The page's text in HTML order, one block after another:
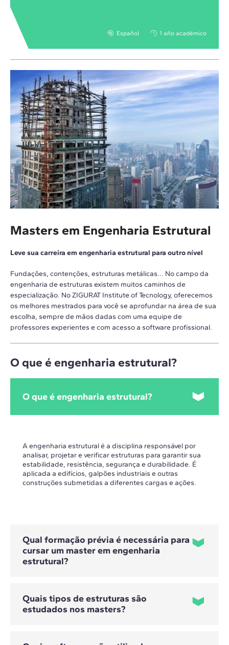
Español 1 año académico
Masters em Engenharia Estrutural
Leve sua carreira em engenharia estrutural para outro nível
Fundações, contenções, estruturas metálicas... No campo da
engenharia de estruturas existem muitos caminhos de
especialização. No ZIGURAT Institute of Tecnology, oferecemos
os melhores mestrados para você se aprofundar na área de sua
escolha, sempre de mãos dadas com uma equipe de
professores experientes e com acesso a software profissional.
O que é engenharia estrutural?
O que é engenharia estrutural?
A engenharia estrutural é a disciplina responsável por
analisar, projetar e verificar estruturas para garantir sua
estabilidade, resistência, segurança e durabilidade. É
aplicada a edifícios, galpões industriais e outras
construções submetidas a diferentes cargas e ações.
Qual formação prévia é necessária para
cursar um master em engenharia
estrutural?
Para cursar esses programas, é necessário ter formação
Quais tipos de estruturas são
estudados nos masters?